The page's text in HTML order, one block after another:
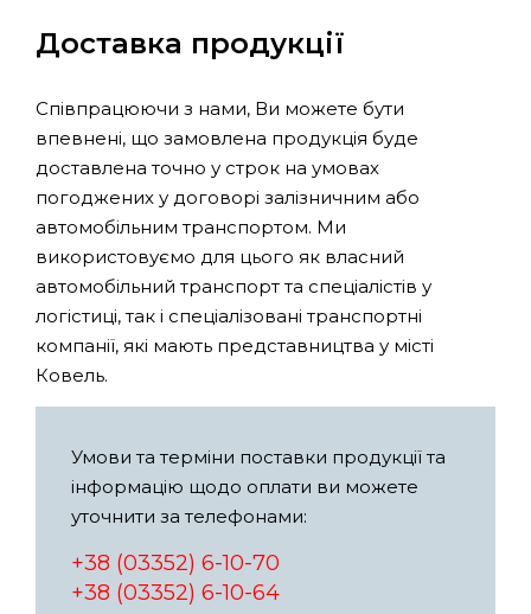
Доставка продукції
Співпрацюючи з нами, Ви можете бути
впевнені, що замовлена продукція буде
доставлена точно у строк на умовах
погоджених у договорі залізничним або
автомобільним транспортом. Ми
використовуємо для цього як власний
автомобільний транспорт та спеціалістів у
логістиці, так і спеціалізовані транспортні
компанії, які мають представництва у місті
Ковель.
Умови та терміни поставки продукції та
інформацію щодо оплати ви можете
уточнити за телефонами:
+38 (03352) 6-10-70
+38 (03352) 6-10-64